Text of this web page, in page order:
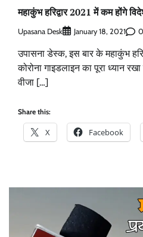
महाकुंभ हरिद्वार 2021 में कम होंगे
Upasana Desk January 18, 2021 0
उपासना डेस्क, इस बार के महाकुंभ
कोरोना गाइडलाइन का पूरा ध्यान
वीजा […]
Share this:
X Facebook